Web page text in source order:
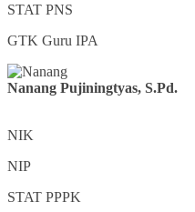
STAT PNS
GTK Guru IPA
Nanang Pujiningtyas, S.Pd.
NIK
NIP
STAT PPPK